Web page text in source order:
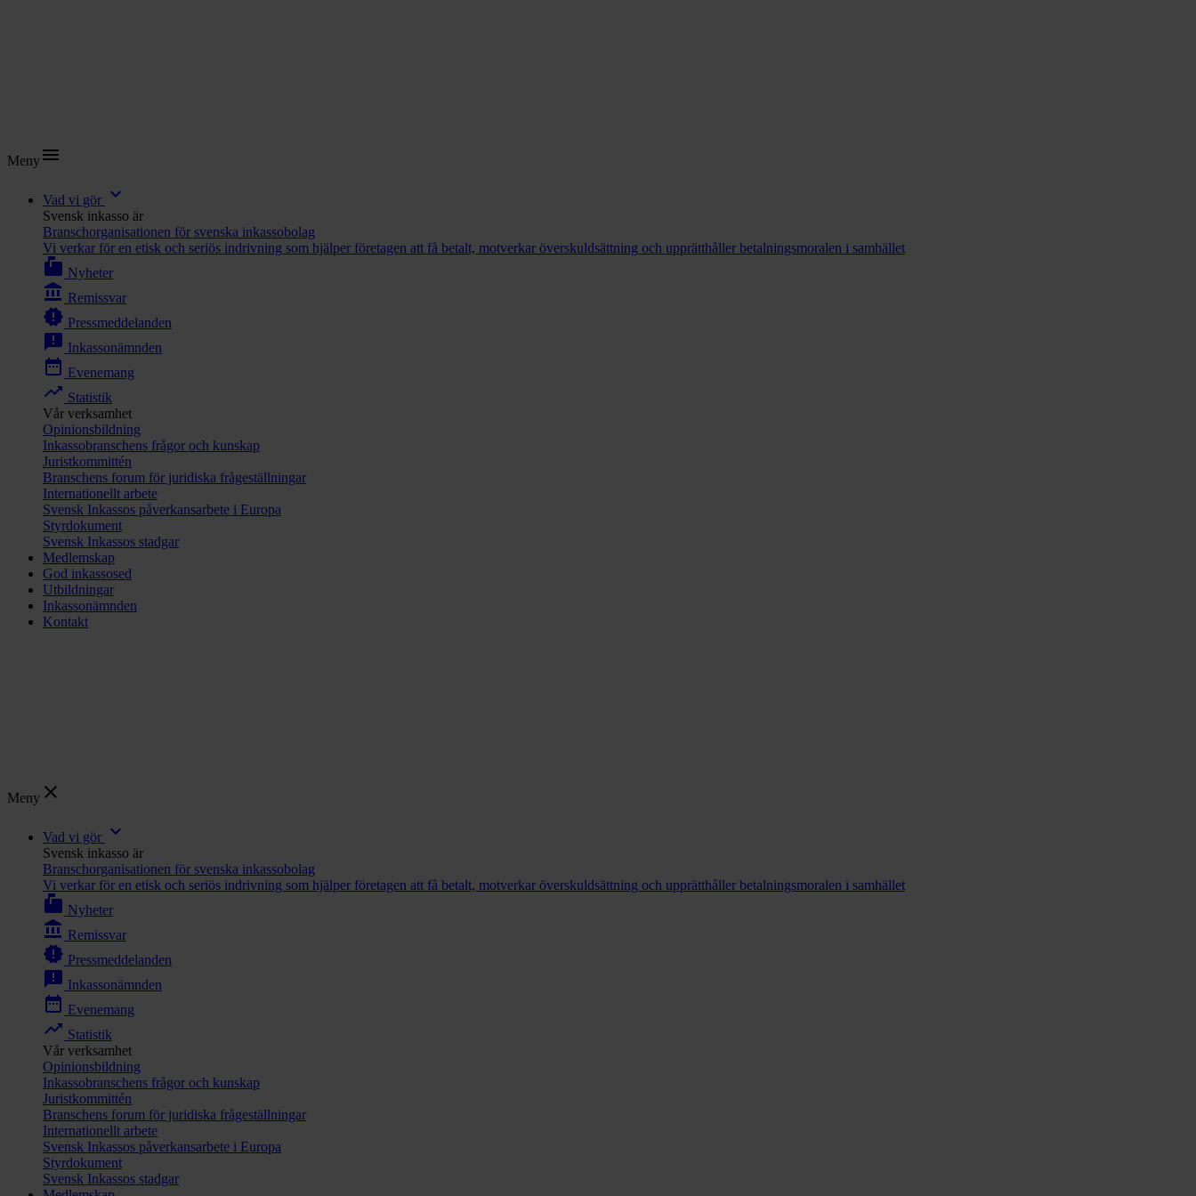
Menymenu
Vad vi gör expand_more
Svensk inkasso är
Branschorganisationen för svenska inkassobolag
Vi verkar för en etisk och seriös indrivning som hjälper företagen att få betalt, motverkar överskuldsättning och upprätthåller betalningsmoralen i samhället
markunread_mailbox Nyheter
account_balance Remissvar
new_releases Pressmeddelanden
announcement Inkassonämnden
date_range Evenemang
trending_up Statistik
Vår verksamhet
Opinionsbildning
Inkassobranschens frågor och kunskap
Juristkommittén
Branschens forum för juridiska frågeställningar
Internationellt arbete
Svensk Inkassos påverkansarbete i Europa
Styrdokument
Svensk Inkassos stadgar
Medlemskap
God inkassosed
Utbildningar
Inkassonämnden
Kontakt
Meny close
Vad vi gör expand_more
Svensk inkasso är
Branschorganisationen för svenska inkassobolag
Vi verkar för en etisk och seriös indrivning som hjälper företagen att få betalt, motverkar överskuldsättning och upprätthåller betalningsmoralen i samhället
markunread_mailbox Nyheter
account_balance Remissvar
new_releases Pressmeddelanden
announcement Inkassonämnden
date_range Evenemang
trending_up Statistik
Vår verksamhet
Opinionsbildning
Inkassobranschens frågor och kunskap
Juristkommittén
Branschens forum för juridiska frågeställningar
Internationellt arbete
Svensk Inkassos påverkansarbete i Europa
Styrdokument
Svensk Inkassos stadgar